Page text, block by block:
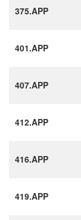
375.APP
401.APP
407.APP
412.APP
416.APP
419.APP